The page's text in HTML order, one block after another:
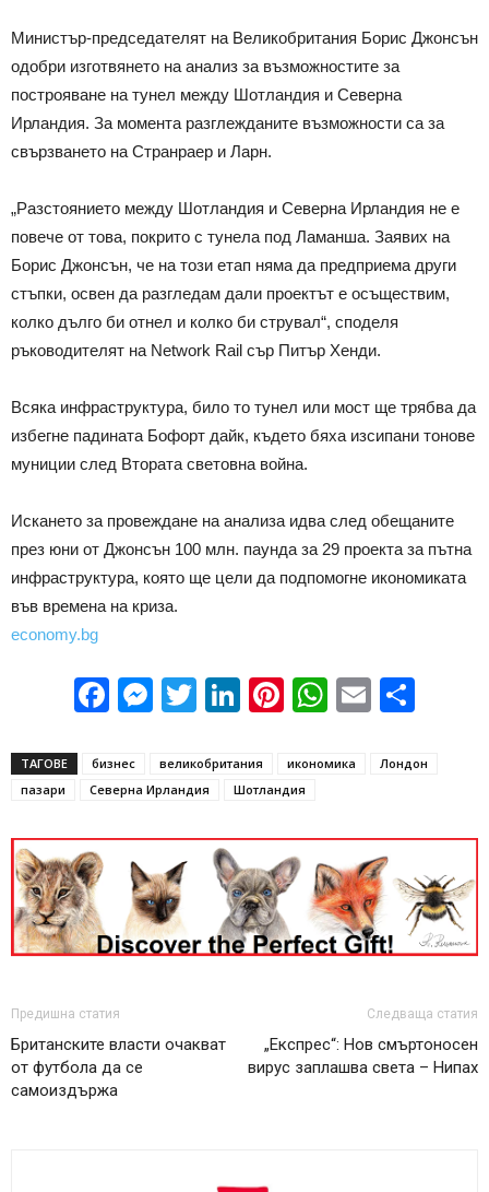
Министър-председателят на Великобритания Борис Джонсън
одобри изготвянето на анализ за възможностите за
построяване на тунел между Шотландия и Северна
Ирландия. За момента разглежданите възможности са за
свързването на Странраер и Ларн.
„Разстоянието между Шотландия и Северна Ирландия не е
повече от това, покрито с тунела под Ламанша. Заявих на
Борис Джонсън, че на този етап няма да предприема други
стъпки, освен да разгледам дали проектът е осъществим,
колко дълго би отнел и колко би струвал“, споделя
ръководителят на Network Rail сър Питър Хенди.
Всяка инфраструктура, било то тунел или мост ще трябва да
избегне падината Бофорт дайк, където бяха изсипани тонове
муниции след Втората световна война.
Искането за провеждане на анализа идва след обещаните
през юни от Джонсън 100 млн. паунда за 29 проекта за пътна
инфраструктура, която ще цели да подпомогне икономиката
във времена на криза.
economy.bg
Facebook
Messenger
Twitter
LinkedIn
Pinterest
WhatsApp
Email
ТАГОВЕ бизнес великобритания икономика
Лондон
пазари
Северна Ирландия Шотландия
Предишна статия
Британските власти очакват
от футбола да се
самоиздържа
Следваща статия
„Експрес“: Нов смъртоносен
вирус заплашва света – Нипах